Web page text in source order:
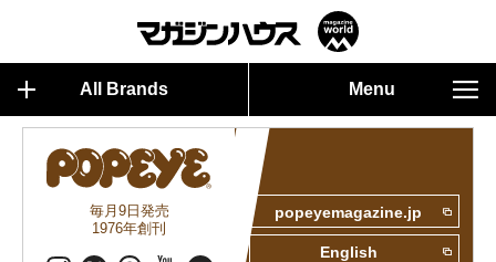
All Brands Menu
毎月9日発売
1976年創刊
popeyemagazine.jp
English